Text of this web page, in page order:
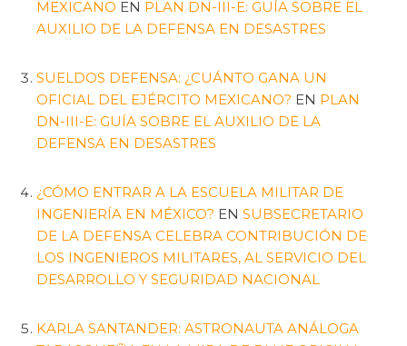
MEXICANO EN PLAN DN-III-E: GUÍA SOBRE EL
AUXILIO DE LA DEFENSA EN DESASTRES
SUELDOS DEFENSA: ¿CUÁNTO GANA UN
OFICIAL DEL EJÉRCITO MEXICANO? EN PLAN
DN-III-E: GUÍA SOBRE EL AUXILIO DE LA
DEFENSA EN DESASTRES
¿CÓMO ENTRAR A LA ESCUELA MILITAR DE
INGENIERÍA EN MÉXICO? EN SUBSECRETARIO
DE LA DEFENSA CELEBRA CONTRIBUCIÓN DE
LOS INGENIEROS MILITARES, AL SERVICIO DEL
DESARROLLO Y SEGURIDAD NACIONAL
KARLA SANTANDER: ASTRONAUTA ANÁLOGA